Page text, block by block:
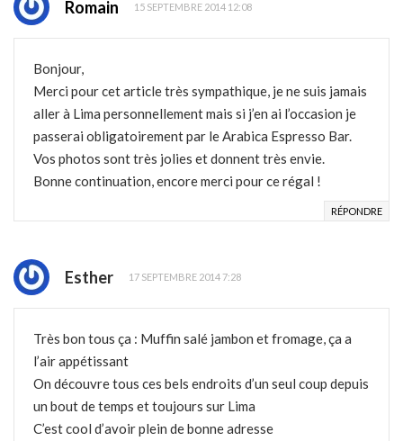
Romain 15 SEPTEMBRE 2014 12:08
Bonjour,
Merci pour cet article très sympathique, je ne suis jamais
aller à Lima personnellement mais si j’en ai l’occasion je
passerai obligatoirement par le Arabica Espresso Bar.
Vos photos sont très jolies et donnent très envie.
Bonne continuation, encore merci pour ce régal !
RÉPONDRE
Esther 17 SEPTEMBRE 2014 7:28
Très bon tous ça : Muffin salé jambon et fromage, ça a
l’air appétissant
On découvre tous ces bels endroits d’un seul coup depuis
un bout de temps et toujours sur Lima
C’est cool d’avoir plein de bonne adresse